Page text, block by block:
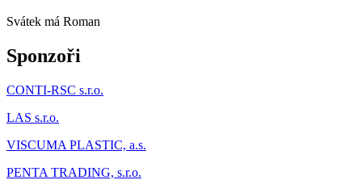
Svátek má Roman
Sponzoři
CONTI-RSC s.r.o.
LAS s.r.o.
VISCUMA PLASTIC, a.s.
PENTA TRADING, s.r.o.